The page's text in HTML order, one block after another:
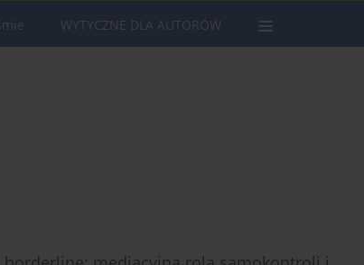
WYTYCZNE DLA AUTORÓW